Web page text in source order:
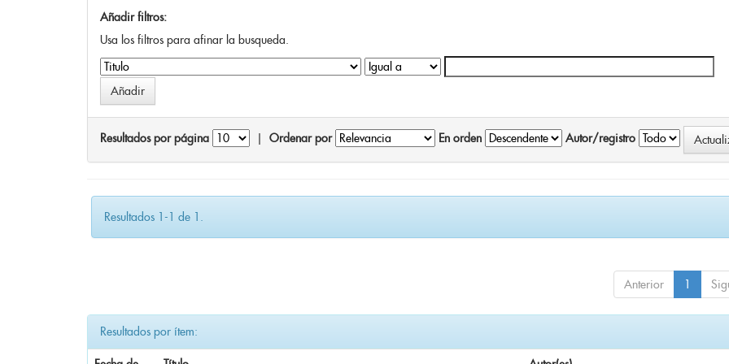
Añadir filtros:
Usa los filtros para afinar la busqueda.
Resultados por página Ordenar por En orden Autor/registro
Resultados 1-1 de 1.
Anterior 1
Resultados por ítem: